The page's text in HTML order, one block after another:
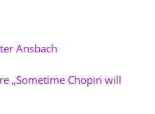
Ansbach
„Sometime Chopin will